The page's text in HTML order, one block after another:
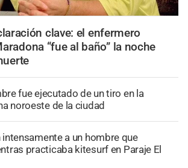
clave: el enfermero
“fue al baño” la noche
fue ejecutado de un tiro en la
noroeste de la ciudad
intensamente a un hombre que
practicaba kitesurf en Paraje El